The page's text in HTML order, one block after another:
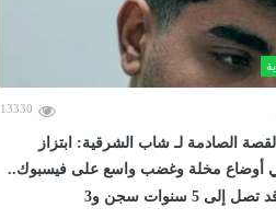
13330
الصادمة لـ شاب الشرقية: ابتزاز
أوضاع مخلة وغضب واسع على فيسبوك..
إلى 5 سنوات سجن و3